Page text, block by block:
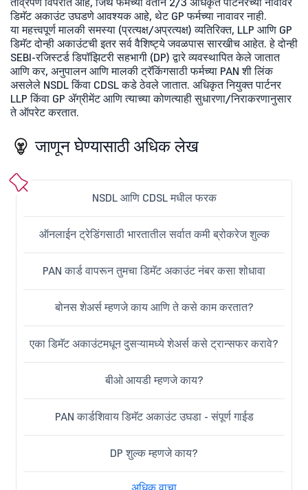
डिमॅट अकाउंट उघडणे आवश्यक आहे, थेट GP फर्मच्या नावावर नाही.
या महत्त्वपूर्ण मालकी समस्या (प्रत्यक्ष/अप्रत्यक्ष) व्यतिरिक्त, LLP आणि GP
डिमॅट दोन्ही अकाउंटची इतर सर्व वैशिष्ट्ये जवळपास सारखीच आहेत. हे दोन्ही
SEBI-रजिस्टर्ड डिपॉझिटरी सहभागी (DP) द्वारे व्यवस्थापित केले जातात
आणि कर, अनुपालन आणि मालकी ट्रॅकिंगसाठी फर्मच्या PAN शी लिंक
असलेले NSDL किंवा CDSL कडे ठेवले जातात. अधिकृत नियुक्त पार्टनर
LLP किंवा GP ॲग्रीमेंट आणि त्याच्या कोणत्याही सुधारणा/निराकरणानुसार
ते ऑपरेट करतात.
जाणून घेण्यासाठी अधिक लेख
NSDL आणि CDSL मधील फरक
ऑनलाईन ट्रेडिंगसाठी भारतातील सर्वात कमी ब्रोकरेज शुल्क
PAN कार्ड वापरून तुमचा डिमॅट अकाउंट नंबर कसा शोधावा
बोनस शेअर्स म्हणजे काय आणि ते कसे काम करतात?
एका डिमॅट अकाउंटमधून दुसऱ्यामध्ये शेअर्स कसे ट्रान्सफर करावे?
बीओ आयडी म्हणजे काय?
PAN कार्डशिवाय डिमॅट अकाउंट उघडा - संपूर्ण गाईड
DP शुल्क म्हणजे काय?